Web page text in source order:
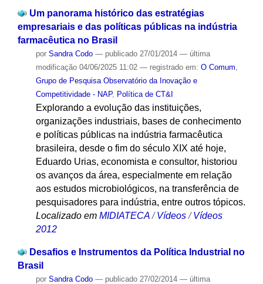
Um panorama histórico das estratégias
empresariais e das políticas públicas na indústria
farmacêutica no Brasil
por Sandra Codo — publicado27/01/2014 — última
modificação04/06/2025 11:02 — registrado em: O Comum
Grupo de Pesquisa Observatório da Inovação e
Competitividade - NAP, Política de CT&I
Explorando a evolução das instituições,
organizações industriais, bases de conhecimento
e políticas públicas na indústria farmacêutica
brasileira, desde o fim do século XIX até hoje,
Eduardo Urias, economista e consultor, historiou
os avanços da área, especialmente em relação
aos estudos microbiológicos, na transferência de
pesquisadores para indústria, entre outros tópicos.
Localizado em MIDIATECA /Vídeos /Vídeos
2012
Desafios e Instrumentos da Política Industrial no
Brasil
por Sandra Codo — publicado27/02/2014 — última